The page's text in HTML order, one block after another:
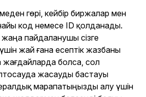
гөрі, кейбір биржалар мен
код немесе ID қолданады.
пайдаланушы сізге
жай ғана есептік жазбаны
жағдайларда болса, сол
жасауды бастауы
марапатыңызды алу үшін